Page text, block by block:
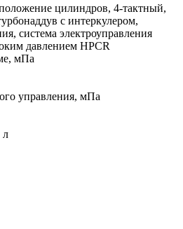
цилиндров, 4-тактный,
с интеркулером,
система электроуправления
давлением HPCR
мПа
управления, мПа
л